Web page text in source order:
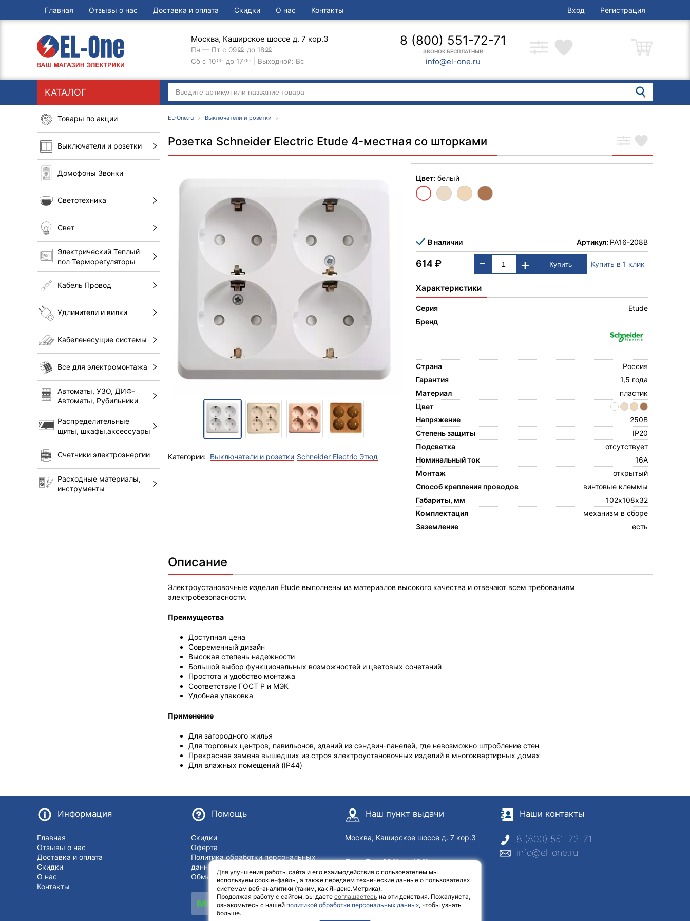
Главная Отзывы о нас Доставка и оплата Скидки О нас Контакты Вход Регистрация
Москва, Каширское шоссе д. 7 кор.3
Пн — Пт с 0900 до 1800
Сб с 1000 до 17 00 | Выходной: Вс
8 (800) 551-72-71
ЗВОНОК БЕСПЛАТНЫЙ
info@el-one.ru
КАТАЛОГ
Товары по акции
Выключатели и розетки
Домофоны Звонки
Светотехника
Свет
Электрический Теплый
пол Терморегуляторы
Кабель Провод
Удлинители и вилки
Кабеленесущие системы
Все для электромонтажа
Автоматы, УЗО, ДИФ-
Автоматы, Рубильники
Распределительные
щиты, шкафы,аксессуары
Счетчики электроэнергии
Расходные материалы,
инструменты
EL-One.ru Выключатели и розетки
Розетка Schneider Electric Etude 4-местная со шторками
Категории: Выключатели и розетки Schneider Electric Этюд
Цвет: белый
В наличии Артикул: PA16-208B
614₽ - + Купить в 1 клик
Характеристики
Серия
Etude
Бренд
Страна
Россия
Гарантия
1,5 года
Материал
пластик
Цвет
Напряжение
250В
Степень защиты
IP20
Подсветка
отсутствует
Номинальный ток
16А
Монтаж
открытый
Способ крепления проводов
винтовые клеммы
Габариты, мм
102х108х32
Комплектация
механизм в сборе
Заземление
есть
Описание
Электроустановочные изделия Etude выполнены из материалов высокого качества и отвечают всем требованиям
электробезопасности.
Преимущества
Доступная цена
Современный дизайн
Высокая степень надежности
Большой выбор функциональных возможностей и цветовых сочетаний
Простота и удобство монтажа
Соответствие ГОСТ Р и МЭК
Удобная упаковка
Применение
Для загородного жилья
Для торговых центров, павильонов, зданий из сэндвич-панелей, где невозможно штробление стен
Прекрасная замена вышедших из строя электроустановочных изделий в многоквартирных домах
Для влажных помещений (IP44)
Информация
Главная
Отзывы о нас
Доставка и оплата
Скидки
О нас
Контакты
Помощь
Скидки
Оферта
Политика обработки персональных
данных
Обмен и возврат
Наш пункт выдачи
Москва, Каширское шоссе д. 7 кор.3
Пн — Пт с 0900до 1800
Сб с 1000 до 1700| Выходной: Вс
Наши контакты
8 (800) 551-72-71
info@el-one.ru
Для улучшения работы сайта и его взаимодействия с пользователем мы
используем cookie-файлы, а также передаем технические данные о пользователях
системам веб-аналитики (таким, как Яндекс.Метрика).
Продолжая работу с сайтом, вы даете соглашаетесь на эти действия. Пожалуйста,
ознакомьтесь с нашей политикой обработки персональных данных, чтобы узнать
больше.